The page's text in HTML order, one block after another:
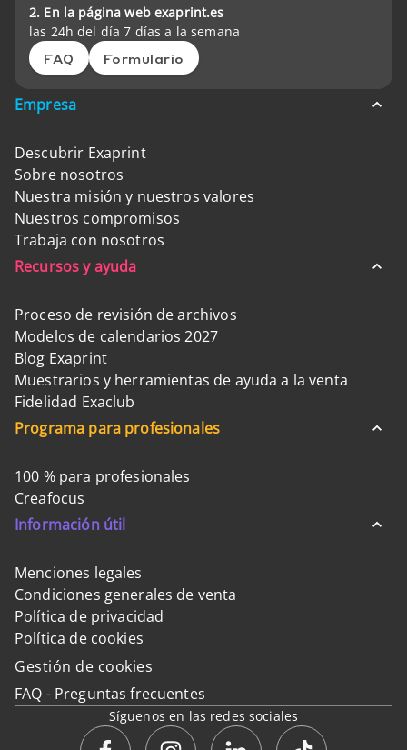
2. En la página web exaprint.es
las 24h del día 7 días a la semana
FAQ Formulario
Empresa
Descubrir Exaprint
Sobre nosotros
Nuestra misión y nuestros valores
Nuestros compromisos
Trabaja con nosotros
Recursos y ayuda
Proceso de revisión de archivos
Modelos de calendarios 2027
Blog Exaprint
Muestrarios y herramientas de ayuda a la venta
Fidelidad Exaclub
Programa para profesionales
100 % para profesionales
Creafocus
Información útil
Menciones legales
Condiciones generales de venta
Política de privacidad
Política de cookies
Gestión de cookies
FAQ - Preguntas frecuentes
Síguenos en las redes sociales